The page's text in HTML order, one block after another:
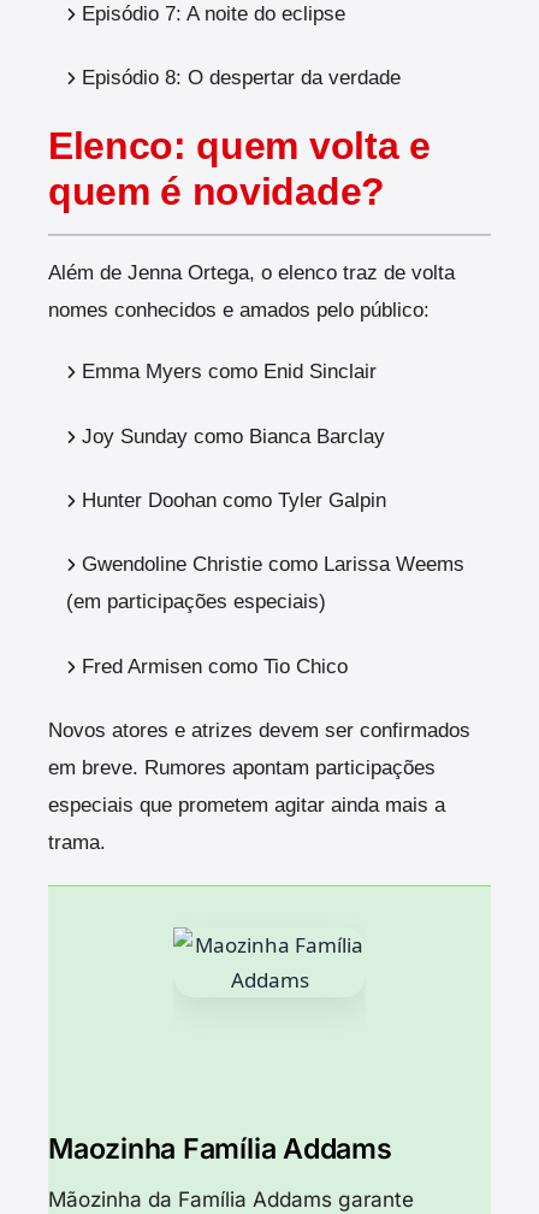
Episódio 7: A noite do eclipse
Episódio 8: O despertar da verdade
Elenco: quem volta e
quem é novidade?
Além de Jenna Ortega, o elenco traz de volta
nomes conhecidos e amados pelo público:
Emma Myers como Enid Sinclair
Joy Sunday como Bianca Barclay
Hunter Doohan como Tyler Galpin
Gwendoline Christie como Larissa Weems
(em participações especiais)
Fred Armisen como Tio Chico
Novos atores e atrizes devem ser confirmados
em breve. Rumores apontam participações
especiais que prometem agitar ainda mais a
trama.
Maozinha Família Addams
Mãozinha da Família Addams garante